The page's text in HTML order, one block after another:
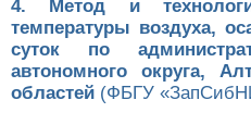
4. Метод и
температуры воздуха,
суток по
автономного округа,
областей (ФБГУ